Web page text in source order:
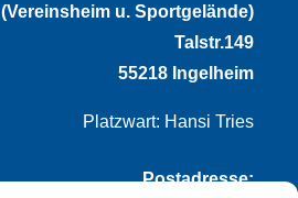
(Vereinsheim u. Sportgelände)
Talstr.149
55218 Ingelheim
Platzwart: Hansi Tries
Postadresse: